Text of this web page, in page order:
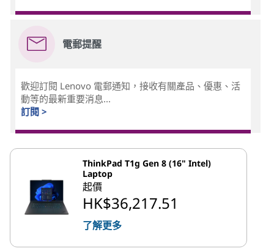
電郵提醒
歡迎訂閱 Lenovo 電郵通知，接收有關產品、優惠、活
動等的最新重要消息...
訂閱 >
ThinkPad T1g Gen 8 (16" Intel)
Laptop
起價
HK$36,217.51
了解更多